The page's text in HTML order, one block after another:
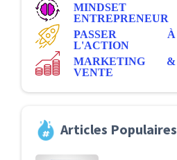
MINDSET
ENTREPRENEUR
PASSER À
L'ACTION
MARKETING &
VENTE
Articles Populaires